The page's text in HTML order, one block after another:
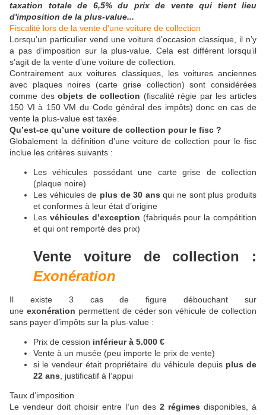
taxation totale de 6,5% du prix de vente qui tient lieu
d'imposition de la plus-value...
Fiscalité lors de la vente d’une voiture de collection
Lorsqu’un particulier vend une voiture d’occasion classique, il n’y
a pas d’imposition sur la plus-value. Cela est différent lorsqu’il
s’agit de la vente d’une voiture de collection.
Contrairement aux voitures classiques, les voitures anciennes
avec plaques noires (carte grise collection) sont considérées
comme desobjets de collection (fiscalité régie par les articles
150 VI à 150 VM du Code général des impôts) donc en cas de
vente la plus-value est taxée.
Qu’est-ce qu’une voiture de collection pour le fisc ?
Globalement la définition d’une voiture de collection pour le fisc
inclue les critères suivants :
Les véhicules possédant une carte grise de collection
(plaque noire)
Les véhicules de plus de 30 ans qui ne sont plus produits
et conformes à leur état d’origine
Les véhicules d’exception (fabriqués pour la compétition
et qui ont remporté des prix)
Vente voiture de collection :
Exonération
Il existe 3 cas de figure débouchant sur
une exonération permettent de céder son véhicule de collection
sans payer d’impôts sur la plus-value :
Prix de cession inférieur à 5.000 €
Vente à un musée (peu importe le prix de vente)
si le vendeur était propriétaire du véhicule depuis plus de
22 ans , justificatif à l’appui
Taux d’imposition
Le vendeur doit choisir entre l’un des 2 régimes disponibles, à